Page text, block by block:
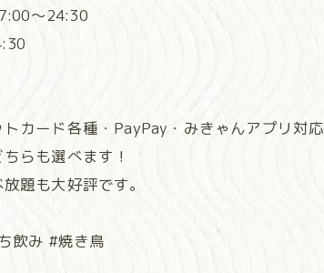
〜24:30
カード各種・PayPay・みきゃんアプリ対応
らも選べます！
題も大好評です。
飲み #焼き鳥